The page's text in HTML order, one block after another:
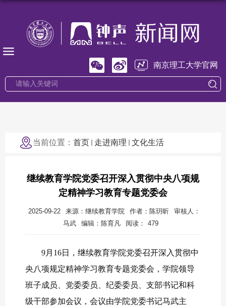
南京理工大学官网
当前位置： 首页 走进南理 文化生活
继续教育学院党委召开深入贯彻中央八项规
定精神学习教育专题党委会
2025-09-22 来源：继续教育学院 作者：陈玥昕
审核人：
马武
编辑：陈育凡 阅读： 479
9月16日，继续教育学院党委召开深入贯彻中
央八项规定精神学习教育专题党委会，学院领导
班子成员、党委委员、纪委委员、支部书记和科
级干部参加会议，会议由学院党委书记马武主